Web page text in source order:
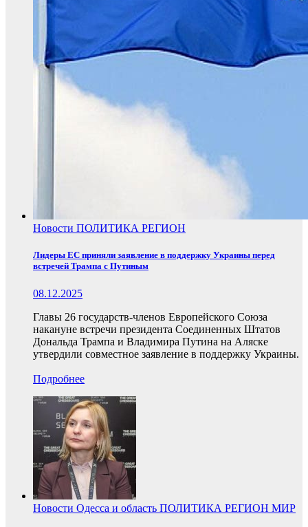
Новости ПОЛИТИКА РЕГИОН
Лидеры ЕС приняли заявление в поддержку Украины перед
встречей Трампа с Путиным
08.12.2025
Главы 26 государств-членов Европейского Союза
накануне встречи президента Соединенных Штатов
Дональда Трампа и Владимира Путина на Аляске
утвердили совместное заявление в поддержку Украины.
Подробнее
Новости Одесса и область ПОЛИТИКА РЕГИОН МИР